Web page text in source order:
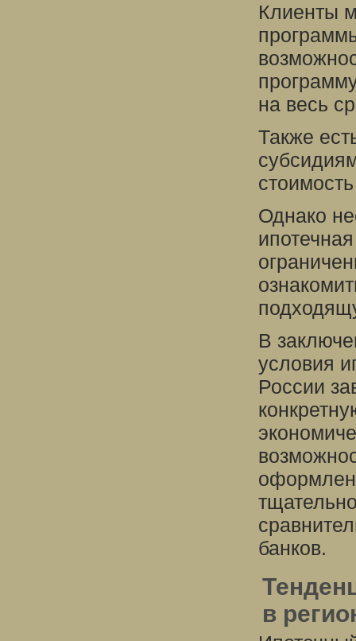
Клиенты
на весь
Также
Однако
В
условия
России
банков.
в